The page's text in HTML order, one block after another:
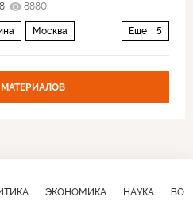
8880
Еще 5
Москва
МАТЕРИАЛОВ
ЭКОНОМИКА НАУКА